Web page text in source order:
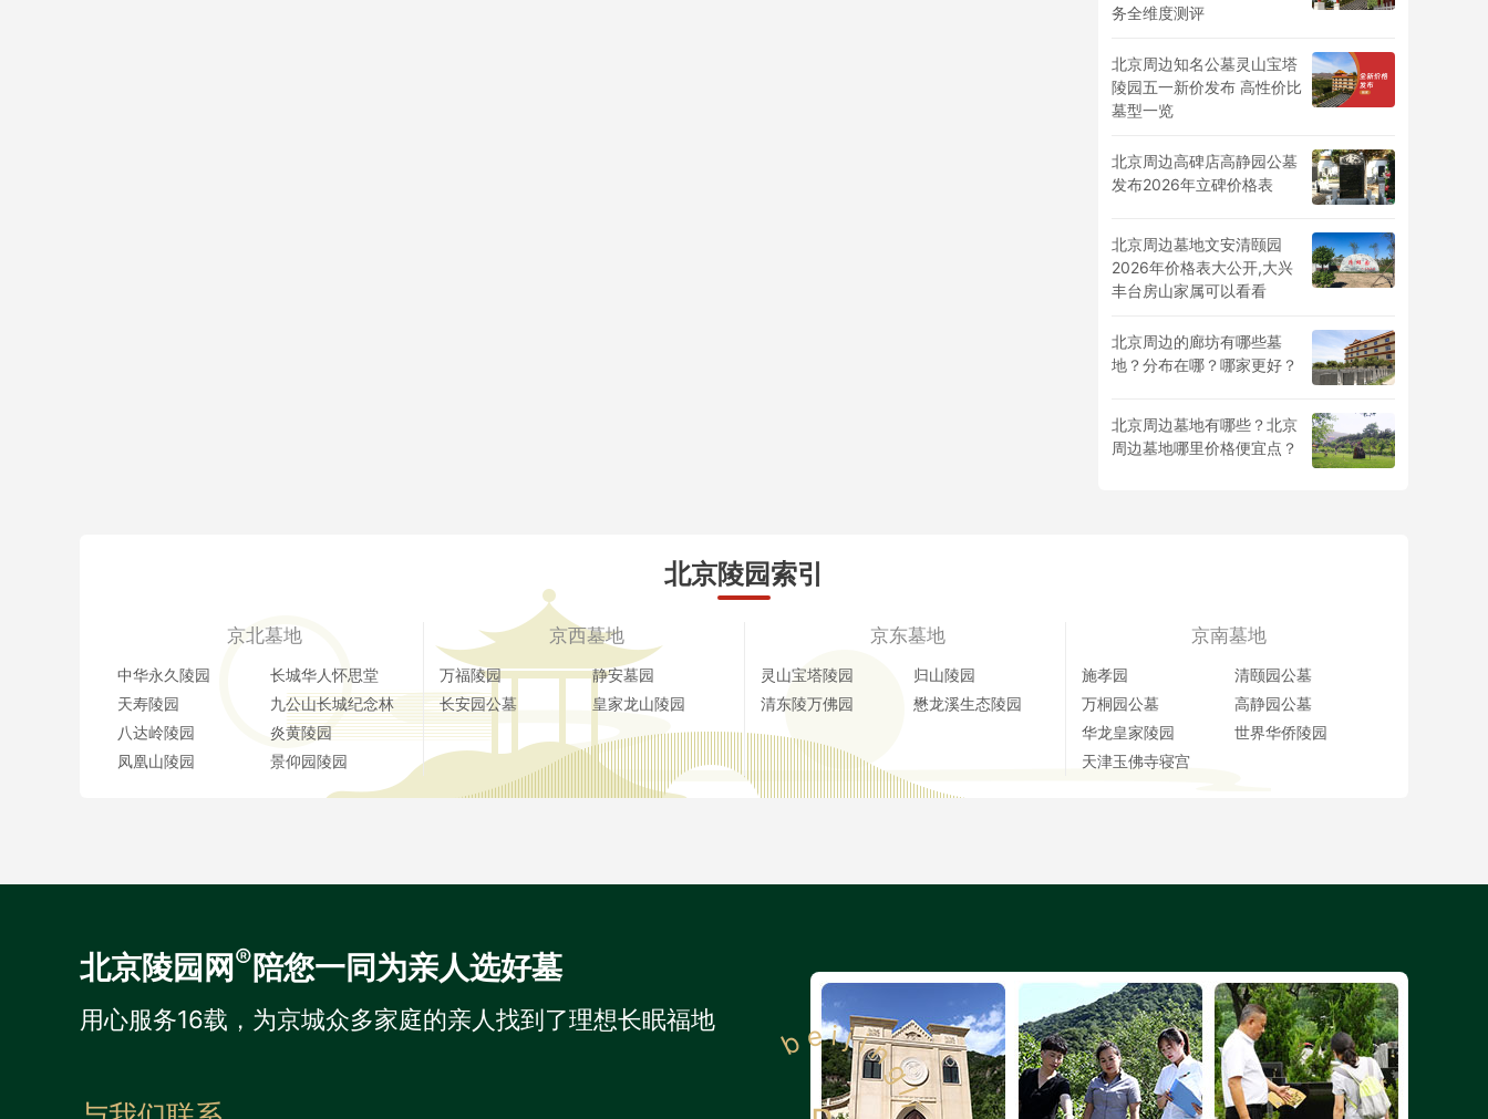
务全维度测评
北京周边知名公墓灵山宝塔
陵园五一新价发布 高性价比
墓型一览
北京周边高碑店高静园公墓
发布2026年立碑价格表
北京周边墓地文安清颐园
2026年价格表大公开,大兴
丰台房山家属可以看看
北京周边的廊坊有哪些墓
地？分布在哪？哪家更好？
北京周边墓地有哪些？北京
周边墓地哪里价格便宜点？
北京陵园索引
京北墓地
中华永久陵园
长城华人怀思堂
天寿陵园
九公山长城纪念林
八达岭陵园
炎黄陵园
凤凰山陵园
景仰园陵园
京西墓地
万福陵园
静安墓园
长安园公墓
皇家龙山陵园
京东墓地
灵山宝塔陵园
归山陵园
清东陵万佛园
懋龙溪生态陵园
京南墓地
施孝园
清颐园公墓
万桐园公墓
高静园公墓
华龙皇家陵园
世界华侨陵园
天津玉佛寺寝宫
北京陵园网 ®陪您一同为亲人选好墓
用心服务16载，为京城众多家庭的亲人找到了理想长眠福地